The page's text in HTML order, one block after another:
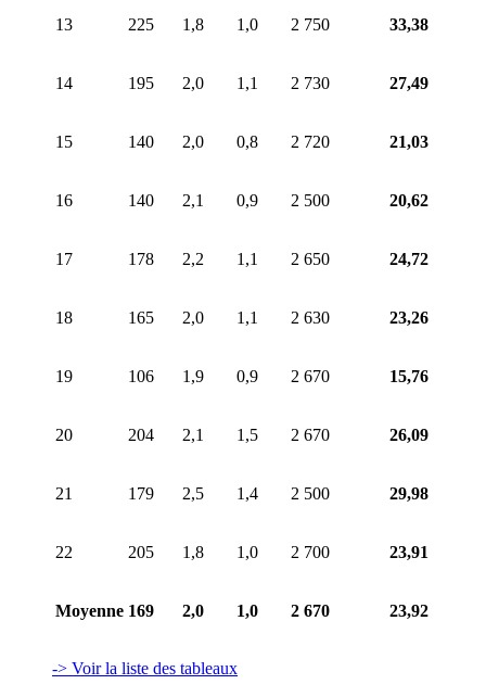
13 225 1,8 1,0 2 750 33,38
14 195 2,0 1,1 2 730 27,49
15 140 2,0 0,8 2 720 21,03
16 140 2,1 0,9 2 500 20,62
17 178 2,2 1,1 2 650 24,72
18 165 2,0 1,1 2 630 23,26
19 106 1,9 0,9 2 670 15,76
20 204 2,1 1,5 2 670 26,09
21 179 2,5 1,4 2 500 29,98
22 205 1,8 1,0 2 700 23,91
Moyenne 169 2,0 1,0 2 670 23,92
-> Voir la liste des tableaux